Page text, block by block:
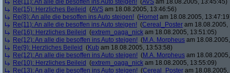
Re(11): An alle die besoffen ins Auto steigen! (AVS am 18.08.2005, 13:45:45)
Re(15): Herzliches Beileid (AVS am 18.08.2005, 13:46:56)
Re(8): An alle die besoffen ins Auto steigen! (Hornet am 18.08.2005,
Re(11): An alle die besoffen ins Auto steigen! (Cereal_Poster am 18.08.2005,
Re(16): Herzliches Beileid (extrem_oaga_nick am 18.08.2005, 13:51:05)
Re(12): An alle die besoffen ins Auto steigen! (M.A. Morpheus am
Re(9): Herzliches Beileid (Kub am 18.08.2005, 13:53:58)
Re(12): An alle die besoffen ins Auto steigen! (M.A. Morpheus am
Re(10): Herzliches Beileid (extrem_oaga_nick am 18.08.2005, 13:55:09)
Re(13): An alle die besoffen ins Auto steigen! (Cereal_Poster am